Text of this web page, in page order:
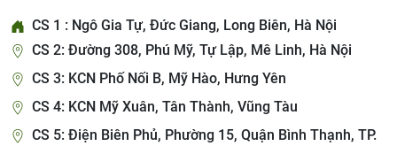
CS 1 : Ngô Gia Tự, Đức Giang, Long Biên, Hà Nội
CS 2: Đường 308, Phú Mỹ, Tự Lập, Mê Linh, Hà Nội
CS 3: KCN Phố Nối B, Mỹ Hào, Hưng Yên
CS 4: KCN Mỹ Xuân, Tân Thành, Vũng Tàu
CS 5: Điện Biên Phủ, Phường 15, Quận Bình Thạnh, TP.